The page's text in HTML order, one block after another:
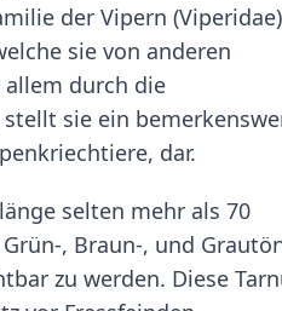
der Vipern (Viperidae)
sie von anderen
durch die
sie ein
dar.
selten mehr als 70
, Braun-, und
zu werden. Diese